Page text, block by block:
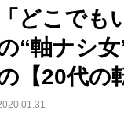
「どこで
“軸ナシ
【20代の